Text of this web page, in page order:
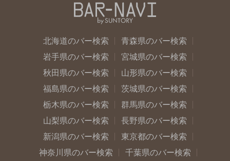
北海道のバー検索
青森県のバー検索
岩手県のバー検索
宮城県のバー検索
秋田県のバー検索
山形県のバー検索
福島県のバー検索
茨城県のバー検索
栃木県のバー検索
群馬県のバー検索
山梨県のバー検索
長野県のバー検索
新潟県のバー検索
東京都のバー検索
神奈川県のバー検索
千葉県のバー検索